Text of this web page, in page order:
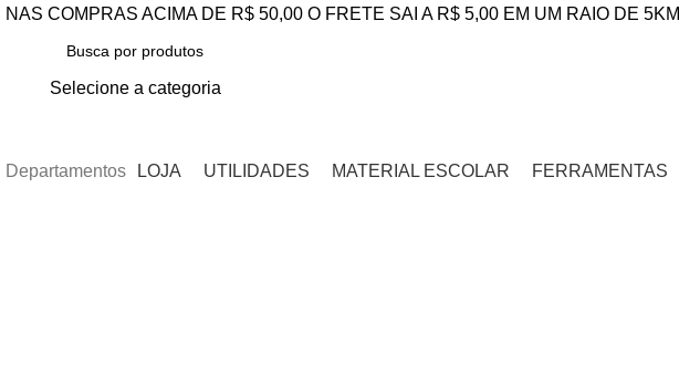
NAS COMPRAS ACIMA DE R$ 50,00 O FRETE SAI A R$ 5,00 EM UM RAIO DE 5KM
Selecione a categoria
Departamentos LOJA UTILIDADES MATERIAL ESCOLAR FERRAMENTAS